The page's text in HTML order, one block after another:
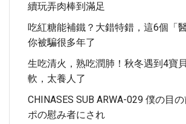
續玩弄肉棒到滿足
吃紅糖能補鐵？大錯特錯，這6個「
你被騙很多年了
生吃清火，熟吃潤肺！秋冬遇到4寶
軟，太養人了
CHINASES SUB ARWA-029 僕の目
ポの慰み者にされ